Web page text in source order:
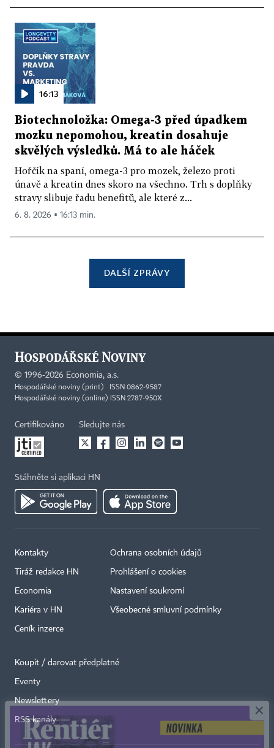
16:13
Biotechnoložka: Omega-3 před úpadkem
mozku nepomohou, kreatin dosahuje
skvělých výsledků. Má to ale háček
Hořčík na spaní, omega-3 pro mozek, železo proti
únavě a kreatin dnes skoro na všechno. Trh s doplňky
stravy slibuje řadu benefitů, ale které z...
6. 8. 2026 ▪ 16:13 min.
DALŠÍ ZPRÁVY
© 1996-2026 Economia, a.s.
Hospodářské noviny (print) ISSN 0862-9587
Hospodářské noviny (online) ISSN 2787-950X
Certifikováno Sledujte nás
Stáhněte si aplikaci HN
Kontakty
Tiráž redakce HN
Economia
Kariéra v HN
Ceník inzerce
Ochrana osobních údajů
Prohlášení o cookies
Nastavení soukromí
Všeobecné smluvní podmínky
Koupit / darovat předplatné
Eventy
Newslettery
RSS kanály